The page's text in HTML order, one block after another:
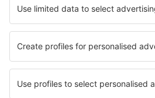
Hotely v Cagliari Hotely in Gaeta
Hotely in Bibione
Nejlepší hotely - města
Hotely in Bastrop Hotely Koloreino